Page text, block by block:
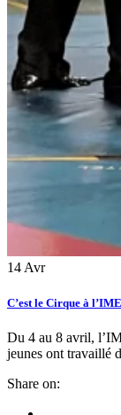
14 Avr
C’est le Cirque à l’IME
Du 4 au 8 avril,
jeunes ont travaillé
Share on: